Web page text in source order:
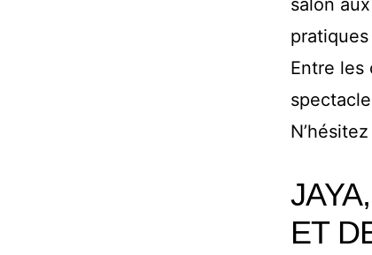
salon
Entre les
ET